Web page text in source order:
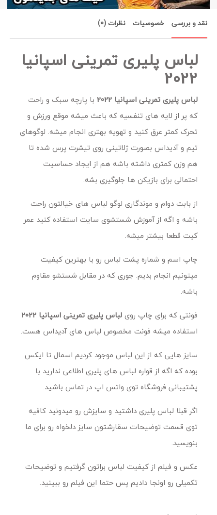
نقد و بررسی خصوصیات نظرات (0)
لباس پلیری تمرینی اسپانیا
2022
لباس پلیری تمرینی اسپانیا 2022
با پارچه سبک و راحت
که پر از لایه های تنفسیه که باعث میشه موقع ورزش و
تحرک کمتر عرق کنید و تهویه بهتری انجام میشه. لوگوهای
تیم و آدیداس بصورت ژلاتینی روی تیشرت پرس شده تا
هم وزن کمتری داشته باشه هم از ایجاد حساسیت
احتمالی برای بازیکن ها جلوگیری بشه.
از بابت دوام و موندگاری لوگو لباس های خیالتون راحت
باشه و اگه از آموزش شستشوی سایت استفاده کنید عمر
کیت قطعا بیشتر میشه.
چاپ اسم و شماره پشت لباس رو با بهترین کیفیت
میتونیم انجام بدیم. جوری که در مقابل شستشو مقاوم
باشه.
فونتی که برای چاپ رویلباس پلیری تمرینی اسپانیا 2022
استفاده میشه فونت مخصوص لباس های آدیداس هست.
سایز هایی که از این لباس موجود کردیم اسمال تا ایکس
بوده که اگه از قواره لباس های پلیری اطلاعی ندارید با
پشتیبانی فروشگاه توی واتس اپ در تماس باشید.
اگر قبلا لباس پلیری داشتید و سایزش رو میدونید کافیه
توی قسمت توضیحات سقارشتون سایز دلخواه رو برای ما
بنویسید.
عکس و فیلم از کیفیت لباس براتون گرفتیم و توضیحات
تکمیلی رو اونجا دادیم پس حتما این فیلم رو ببینید.